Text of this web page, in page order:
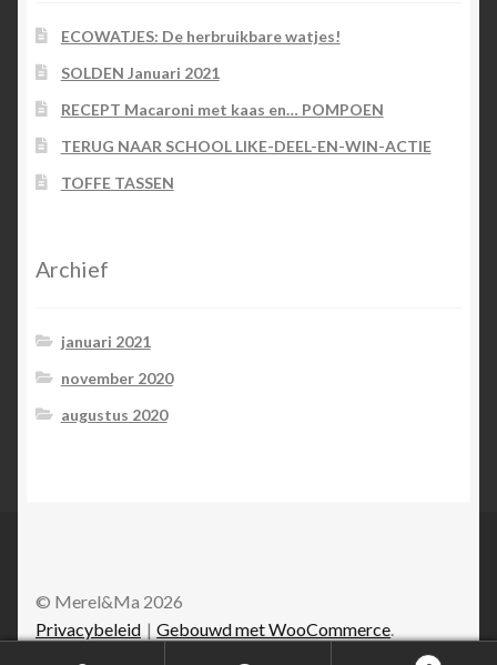
ECOWATJES: De herbruikbare watjes!
SOLDEN Januari 2021
RECEPT Macaroni met kaas en… POMPOEN
TERUG NAAR SCHOOL LIKE-DEEL-EN-WIN-ACTIE
TOFFE TASSEN
Archief
januari 2021
november 2020
augustus 2020
© Merel&Ma 2026
Privacybeleid
Gebouwd met WooCommerce